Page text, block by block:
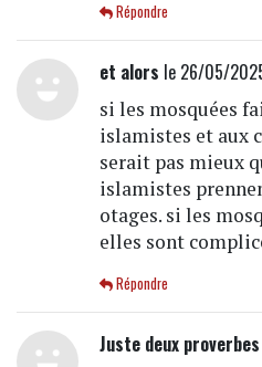
Répondre
et alors le 26/05/
si les mosquées
islamistes et aux
serait pas mieux
islamistes
otages. si les
elles sont
Répondre
Juste deux proverbes